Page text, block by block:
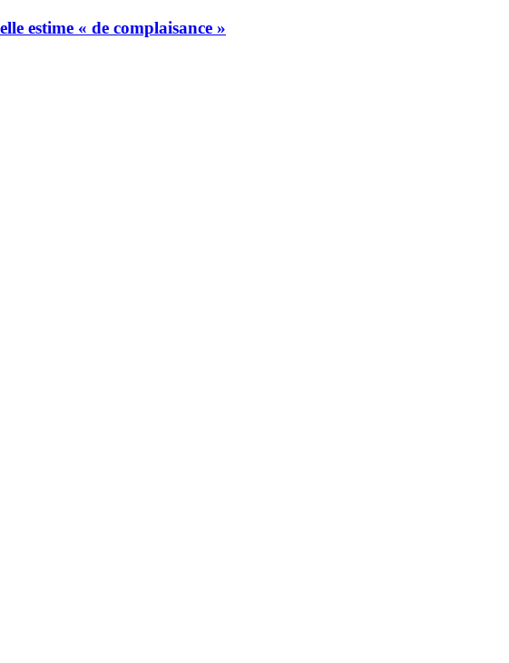
estime « de complaisance »